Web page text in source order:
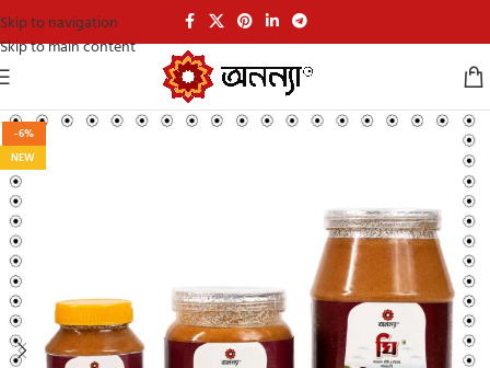
Skip to navigation
Skip to main content
-6%
NEW